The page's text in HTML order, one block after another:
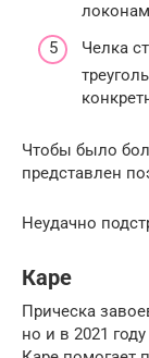
Челка
Чтобы было
представлен
Неудачно
Каре
Прическа
но и в 2021